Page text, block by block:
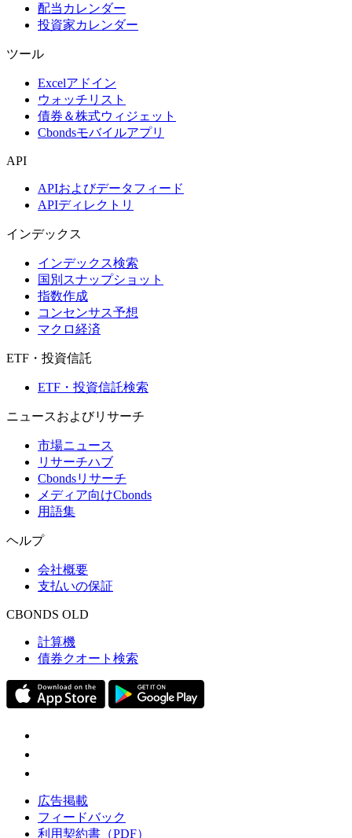
配当カレンダー
投資家カレンダー
ツール
Excelアドイン
ウォッチリスト
債券＆株式ウィジェット
Cbondsモバイルアプリ
API
APIおよびデータフィード
APIディレクトリ
インデックス
インデックス検索
国別スナップショット
指数作成
コンセンサス予想
マクロ経済
ETF・投資信託
ETF・投資信託検索
ニュースおよびリサーチ
市場ニュース
リサーチハブ
Cbondsリサーチ
メディア向けCbonds
用語集
ヘルプ
会社概要
支払いの保証
CBONDS OLD
計算機
債券クオート検索
広告掲載
フィードバック
利用契約書（PDF）